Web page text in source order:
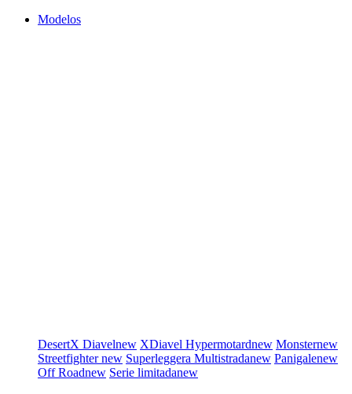
Modelos
DesertX Diavelnew XDiavel Hypermotardnew Monsternew
Streetfighternew Superleggera Multistradanew Panigalenew
Off Roadnew Serie limitadanew